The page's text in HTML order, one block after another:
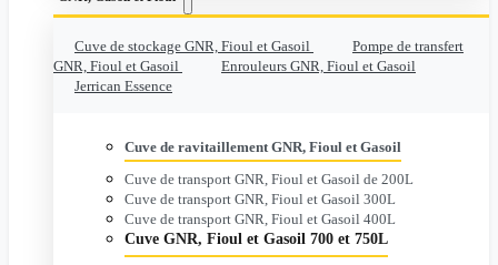
Cuve de stockage GNR, Fioul et Gasoil
Pompe de transfert
GNR, Fioul et Gasoil
Enrouleurs GNR, Fioul et Gasoil
Jerrican Essence
Cuve de ravitaillement GNR, Fioul et Gasoil
Cuve de transport GNR, Fioul et Gasoil de 200L
Cuve de transport GNR, Fioul et Gasoil 300L
Cuve de transport GNR, Fioul et Gasoil 400L
Cuve GNR, Fioul et Gasoil 700 et 750L